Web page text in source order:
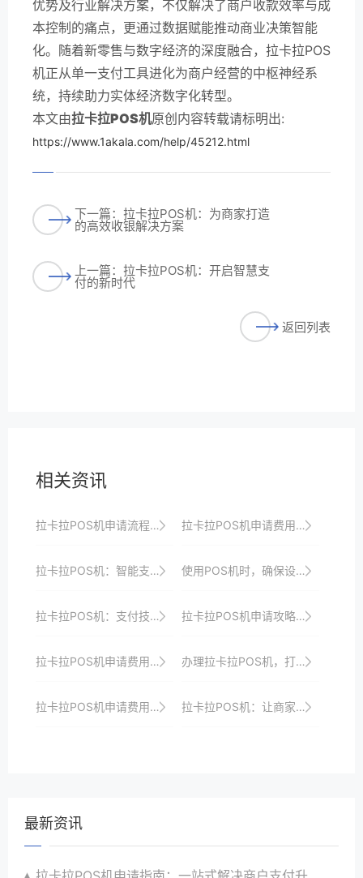
优势及行业解决方案，不仅解决了商户收款效率与成
本控制的痛点，更通过数据赋能推动商业决策智能
化。随着新零售与数字经济的深度融合，拉卡拉POS
机正从单一支付工具进化为商户经营的中枢神经系
统，持续助力实体经济数字化转型。
本文由拉卡拉POS机原创内容转载请标明出:
https://www.1akala.com/help/45212.html
下一篇：拉卡拉POS机：为商家打造
的高效收银解决方案
上一篇：拉卡拉POS机：开启智慧支
付的新时代
返回列表
相关资讯
拉卡拉POS机申请流程：从注册到使用的完整教程 拉卡拉POS机申请费用及隐藏成本分析
拉卡拉POS机：智能支付，创造无限可能 使用POS机时，确保设备已正确设置时区。
拉卡拉POS机：支付技术的新篇章 拉卡拉POS机申请攻略：如何避免申请失败？
拉卡拉POS机申请费用及隐藏陷阱揭秘 办理拉卡拉POS机，打造智能化收银新时代
拉卡拉POS机申请费用及优惠政策全解析 拉卡拉POS机：让商家收银更智能、更高效
最新资讯